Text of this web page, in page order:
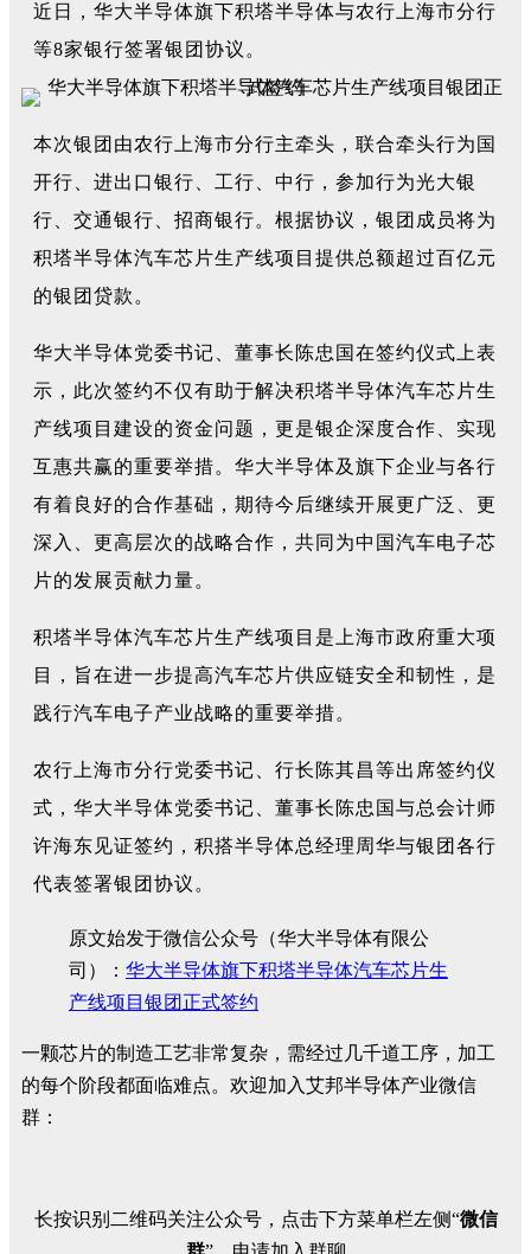
近日，华大半导体旗下积塔半导体与农行上海市分行
等8家银行签署银团协议。
本次银团由农行上海市分行主牵头，联合牵头行为国
开行、进出口银行、工行、中行，参加行为光大银
行、交通银行、招商银行。根据协议，银团成员将为
积塔半导体汽车芯片生产线项目提供总额超过百亿元
的银团贷款。
华大半导体党委书记、董事长陈忠国在签约仪式上表
示，此次签约不仅有助于解决积塔半导体汽车芯片生
产线项目建设的资金问题，更是银企深度合作、实现
互惠共赢的重要举措。华大半导体及旗下企业与各行
有着良好的合作基础，期待今后继续开展更广泛、更
深入、更高层次的战略合作，共同为中国汽车电子芯
片的发展贡献力量。
积塔半导体汽车芯片生产线项目是上海市政府重大项
目，旨在进一步提高汽车芯片供应链安全和韧性，是
践行汽车电子产业战略的重要举措。
农行上海市分行党委书记、行长陈其昌等出席签约仪
式，华大半导体党委书记、董事长陈忠国与总会计师
许海东见证签约，积搭半导体总经理周华与银团各行
代表签署银团协议。
原文始发于微信公众号（华大半导体有限公
司）： 华大半导体旗下积塔半导体汽车芯片生
产线项目银团正式签约
一颗芯片的制造工艺非常复杂，需经过几千道工序，加工
的每个阶段都面临难点。欢迎加入艾邦半导体产业微信
群：
长按识别二维码关注公众号，点击下方菜单栏左侧“微信